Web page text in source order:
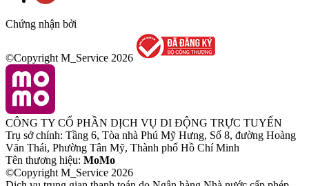
Chứng nhận bởi
©Copyright M_Service 2026
CÔNG TY CỔ PHẦN DỊCH VỤ DI ĐỘNG TRỰC TUYẾN
Trụ sở chính: Tầng 6, Tòa nhà Phú Mỹ Hưng, Số 8, đường Hoàng
Văn Thái, Phường Tân Mỹ, Thành phố Hồ Chí Minh
Tên thương hiệu: MoMo
©Copyright M_Service 2026